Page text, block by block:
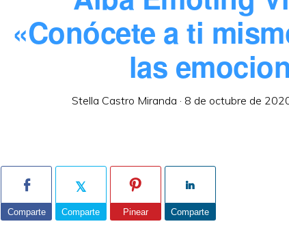
«Conócete a ti
las
Stella Castro Miranda · 8 de octubre de
Comparte Comparte Pinear Comparte